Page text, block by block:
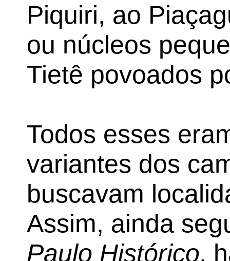
Piquiri, ao
ou núcleos
Tietê povoados
Todos esses
variantes dos
buscavam
Assim, ainda
Paulo Histórico,